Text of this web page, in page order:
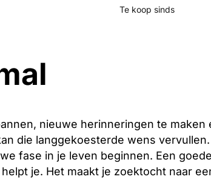
Sorteer op
nieuwe herinneringen te maken
die langgekoesterde wens vervullen.
fase in je leven beginnen. Een goede
je. Het maakt je zoektocht naar